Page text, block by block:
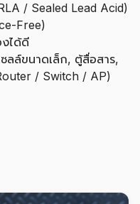
/ Sealed Lead Acid)
Free)
งได้ดี
ซลล์ขนาดเล็ก, ตู้สื่อสาร,
/ Switch / AP)